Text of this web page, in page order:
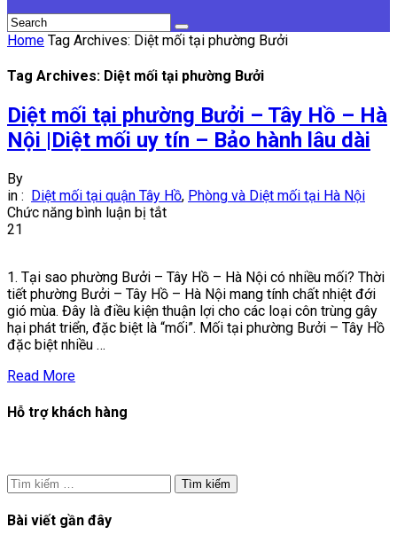
Home Tag Archives: Diệt mối tại phường Bưởi
Tag Archives: Diệt mối tại phường Bưởi
Diệt mối tại phường Bưởi – Tây Hồ – Hà
Nội |Diệt mối uy tín – Bảo hành lâu dài
By
in :
Diệt mối tại quận Tây Hồ, Phòng và Diệt mối tại Hà Nội
Chức năng bình luận bị tắtở
phường
Bưởi
–
Tây
Bảo
21
1. Tại sao phường Bưởi – Tây Hồ – Hà Nội có nhiều mối? Thời
tiết phường Bưởi – Tây Hồ – Hà Nội mang tính chất nhiệt đới
gió mùa. Đây là điều kiện thuận lợi cho các loại côn trùng gây
hại phát triển, đặc biệt là “mối”. Mối tại phường Bưởi – Tây Hồ
đặc biệt nhiều …
Read More
Hỗ trợ khách hàng
Tìm
kiếm
cho:
Bài viết gần đây